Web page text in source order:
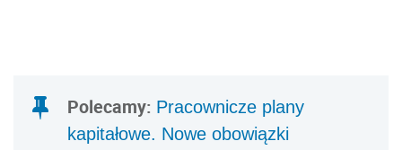
Polecamy: Pracownicze plany
kapitałowe. Nowe obowiązki